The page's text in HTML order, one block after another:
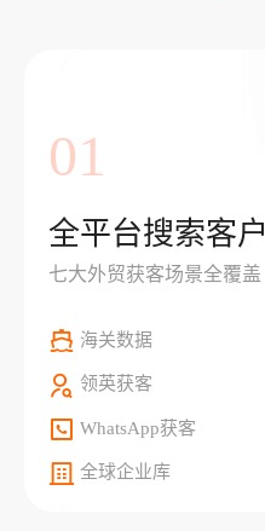
01
全平台搜索客户
七大外贸获客场景全覆盖
海关数据
领英获客
WhatsApp获客
全球企业库